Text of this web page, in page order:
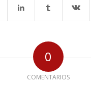
0
COMENTARIOS